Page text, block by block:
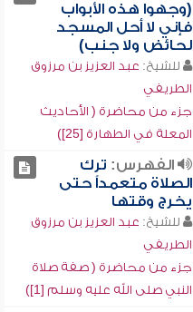
(وجهوا هذه الأبواب
فإني لا أحل المسجد
لحائض ولا جنب)
للشيخ: عبد العزيز بن مرزوق
الطريفي
جزء من محاضرة ( الأحاديث
المعلة في الطهارة [25])
الفهرس: ترك
الصلاة متعمداً حتى
يخرج وقتها
للشيخ: عبد العزيز بن مرزوق
الطريفي
جزء من محاضرة ( صفة صلاة
النبي صلى الله عليه وسلم [1])